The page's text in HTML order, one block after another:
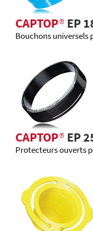
CAPTOP®EP
Bouchons universels
CAPTOP®EP
Protecteurs ouverts